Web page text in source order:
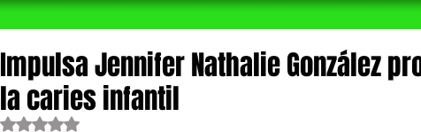
Impulsa Jennifer Nathalie González
la caries infantil
Obtuvo NaN de 5 estrellas.